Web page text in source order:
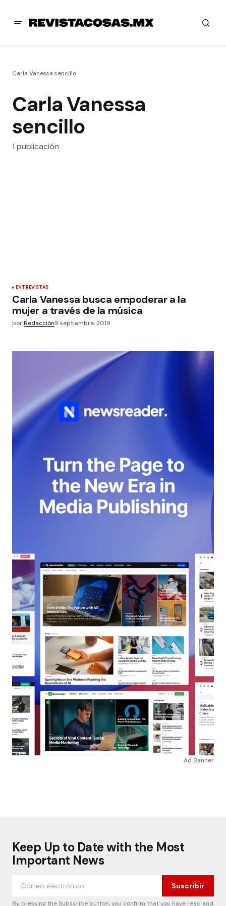
Carla Vanessa sencillo
Carla Vanessa
sencillo
1 publicación
ENTREVISTAS
Carla Vanessa busca empoderar a la
mujer a través de la música
porRedacción9 septiembre, 2019
Ad Banner
Keep Up to Date with the Most
Important News
Suscribir
By pressing the Subscribe button, you confirm that you have read and